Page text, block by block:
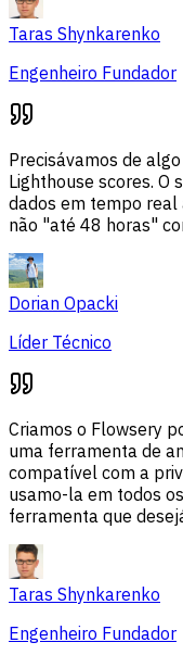
Taras Shynkarenko
Engenheiro Fundador
Precisávamos de
Lighthouse scores. O
dados em tempo
não "até 48 horas"
Dorian Opacki
Líder Técnico
Criamos o Flowsery
uma ferramenta de
compatível com a
usamo-la em todos
ferramenta que
Taras Shynkarenko
Engenheiro Fundador
Visão geral